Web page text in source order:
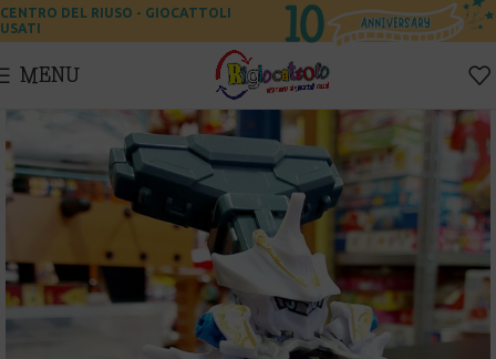
CENTRO DEL RIUSO - GIOCATTOLI
USATI
MENU